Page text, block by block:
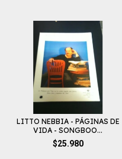
LITTO NEBBIA - PÁGINAS DE
VIDA - SONGBOO...
$25.980